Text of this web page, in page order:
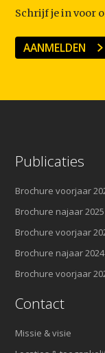
Schrijf je in voor
AANMELDEN
Publicaties
Brochure voorjaar
Brochure najaar 2025
Brochure voorjaar
Brochure najaar 2024
Brochure voorjaar
Contact
Missie & visie